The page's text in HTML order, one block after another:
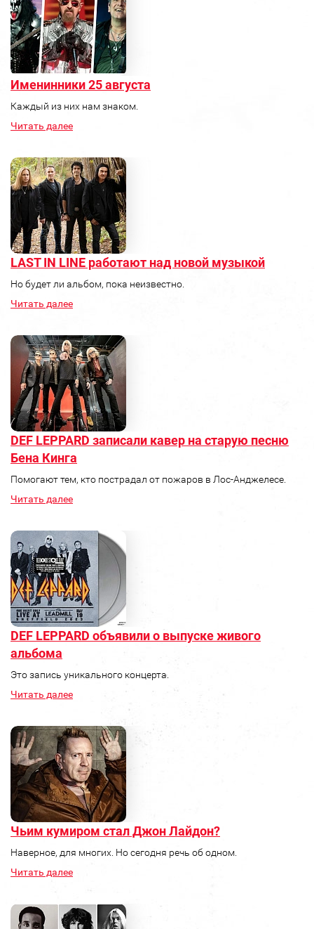
Именинники 25 августа
Каждый из них нам знаком.
Читать далее
LAST IN LINE работают над новой музыкой
Но будет ли альбом, пока неизвестно.
Читать далее
DEF LEPPARD записали кавер на старую песню
Бена Кинга
Помогают тем, кто пострадал от пожаров в Лос-Анджелесе.
Читать далее
DEF LEPPARD объявили о выпуске живого
альбома
Это запись уникального концерта.
Читать далее
Чьим кумиром стал Джон Лайдон?
Наверное, для многих. Но сегодня речь об одном.
Читать далее